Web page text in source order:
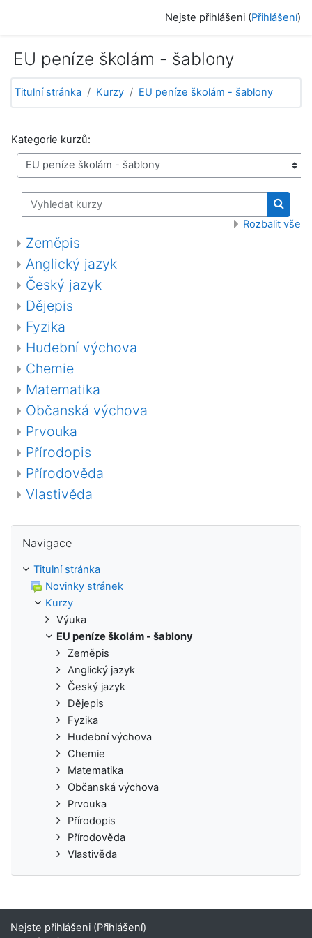
Nejste přihlášeni (Přihlášení)
EU peníze školám - šablony
Titulní stránka Kurzy EU peníze školám - šablony
Kategorie kurzů:
Vyhledat kurzy
Rozbalit vše
Zeměpis
Anglický jazyk
Český jazyk
Dějepis
Fyzika
Hudební výchova
Chemie
Matematika
Občanská výchova
Prvouka
Přírodopis
Přírodověda
Vlastivěda
Navigace
Titulní stránka
Novinky stránek
Kurzy
Výuka
EU peníze školám - šablony
Zeměpis
Anglický jazyk
Český jazyk
Dějepis
Fyzika
Hudební výchova
Chemie
Matematika
Občanská výchova
Prvouka
Přírodopis
Přírodověda
Vlastivěda
Nejste přihlášeni (Přihlášení)